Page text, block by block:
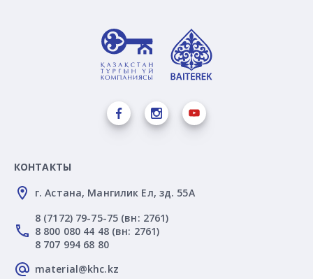
КОНТАКТЫ
г. Астана, Мангилик Ел, зд. 55А
8 (7172) 79-75-75 (вн: 2761)
8 800 080 44 48 (вн: 2761)
8 707 994 68 80
material@khc.kz